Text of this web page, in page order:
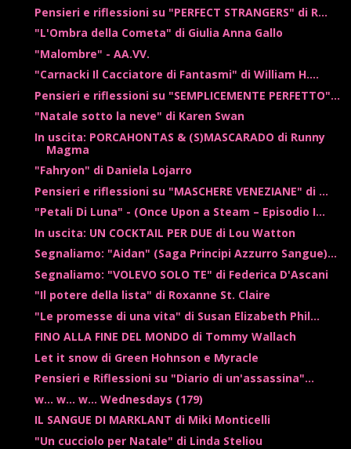
Pensieri e riflessioni su "PERFECT STRANGERS" di R...
"L'Ombra della Cometa" di Giulia Anna Gallo
"Malombre" - AA.VV.
"Carnacki Il Cacciatore di Fantasmi" di William H....
Pensieri e riflessioni su "SEMPLICEMENTE PERFETTO"...
"Natale sotto la neve" di Karen Swan
In uscita: PORCAHONTAS & (S)MASCARADO di Runny
Magma
"Fahryon" di Daniela Lojarro
Pensieri e riflessioni su "MASCHERE VENEZIANE" di ...
"Petali Di Luna" - (Once Upon a Steam – Episodio I...
In uscita: UN COCKTAIL PER DUE di Lou Watton
Segnaliamo: "Aidan" (Saga Principi Azzurro Sangue)...
Segnaliamo: "VOLEVO SOLO TE" di Federica D'Ascani
"Il potere della lista" di Roxanne St. Claire
"Le promesse di una vita" di Susan Elizabeth Phil...
FINO ALLA FINE DEL MONDO di Tommy Wallach
Let it snow di Green Hohnson e Myracle
Pensieri e Riflessioni su "Diario di un'assassina"...
w... w... w... Wednesdays (179)
IL SANGUE DI MARKLANT di Miki Monticelli
"Un cucciolo per Natale" di Linda Steliou